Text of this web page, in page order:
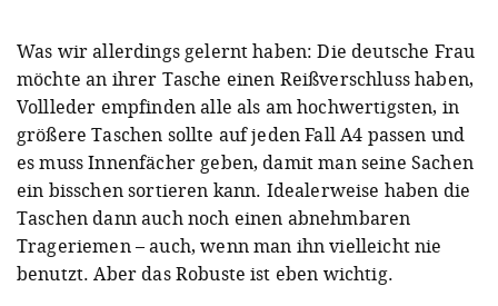
Was wir allerdings gelernt haben: Die deutsche Frau
möchte an ihrer Tasche einen Reißverschluss haben,
Vollleder empfinden alle als am hochwertigsten, in
größere Taschen sollte auf jeden Fall A4 passen und
es muss Innenfächer geben, damit man seine Sachen
ein bisschen sortieren kann. Idealerweise haben die
Taschen dann auch noch einen abnehmbaren
Trageriemen – auch, wenn man ihn vielleicht nie
benutzt. Aber das Robuste ist eben wichtig.